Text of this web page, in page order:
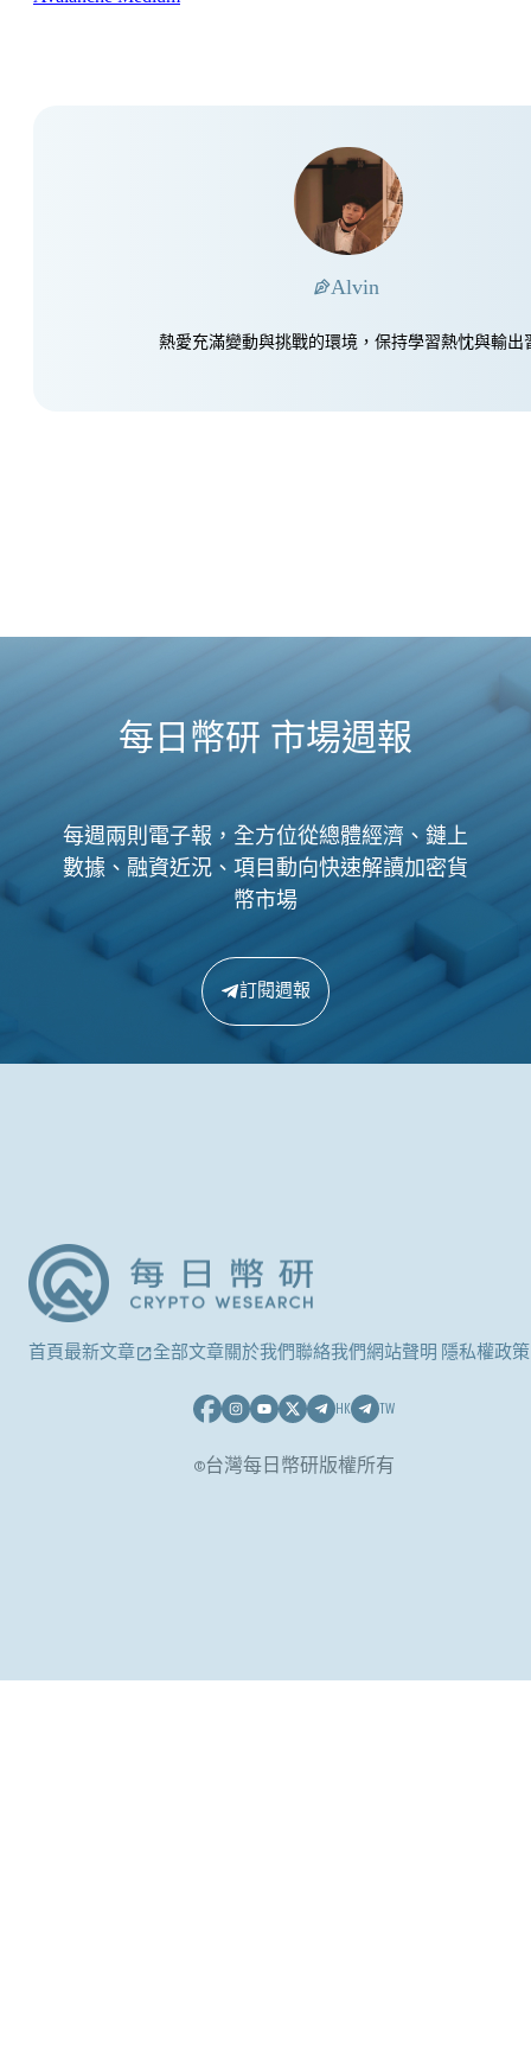
Alvin
熱愛充滿變動與挑戰的環境，保持學習熱忱與輸出
每日幣研 市場週報
每週兩則電子報，全方位從總體經濟、鏈上
數據、融資近況、項目動向快速解讀加密貨
幣市場
訂閱週報
首頁最新文章 全部文章關於我們聯絡我們網站聲明 隱私權政策
HK TW
©台灣每日幣研版權所有